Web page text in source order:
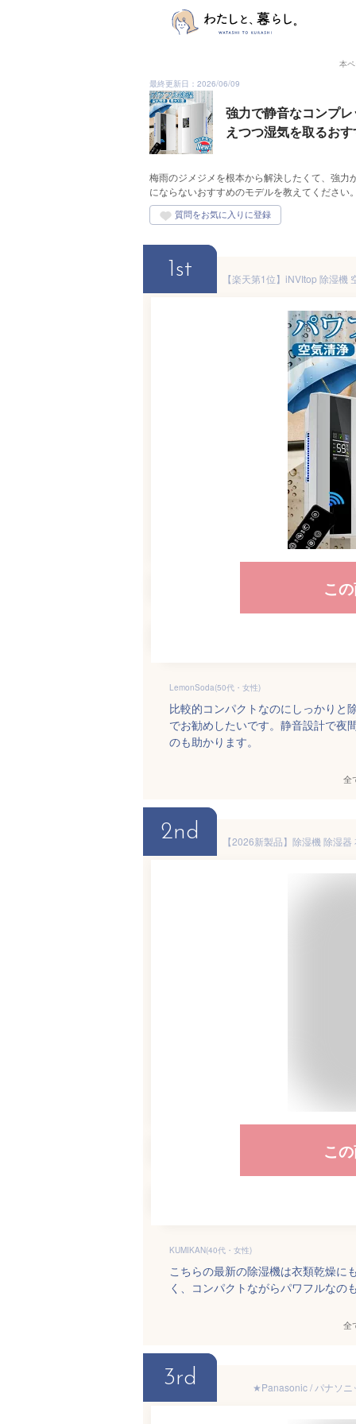
本
最終更新日：2026/06/09
強力で静音なコンプ
えつつ湿気を取るお
梅雨のジメジメを根本から解決したくて、強
にならないおすすめのモデルを教えてください
1st
こ
LemonSoda(50代・女性)
比較的コンパクトなのにしっかりと
でお勧めしたいです。静音設計で夜
のも助かります。
全
2nd
こ
KUMIKAN(40代・女性)
こちらの最新の除湿機は衣類乾燥に
く、コンパクトながらパワフルなの
全
3rd ★Panasonic / パナソニ